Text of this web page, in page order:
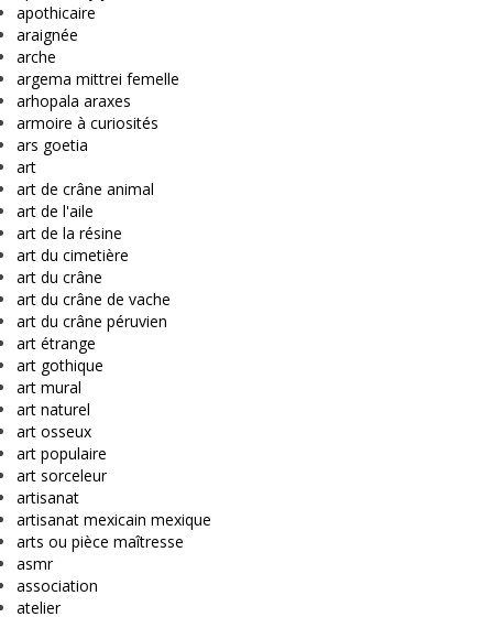
apothicaire
araignée
arche
argema mittrei femelle
arhopala araxes
armoire à curiosités
ars goetia
art
art de crâne animal
art de l'aile
art de la résine
art du cimetière
art du crâne
art du crâne de vache
art du crâne péruvien
art étrange
art gothique
art mural
art naturel
art osseux
art populaire
art sorceleur
artisanat
artisanat mexicain mexique
arts ou pièce maîtresse
asmr
association
atelier